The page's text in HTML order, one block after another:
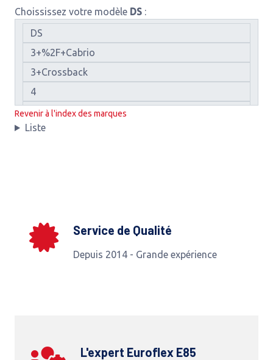
Choississez votre modèle DS :
Revenir à l'index des marques
Liste
Service de Qualité
Depuis 2014 - Grande expérience
L'expert Euroflex E85